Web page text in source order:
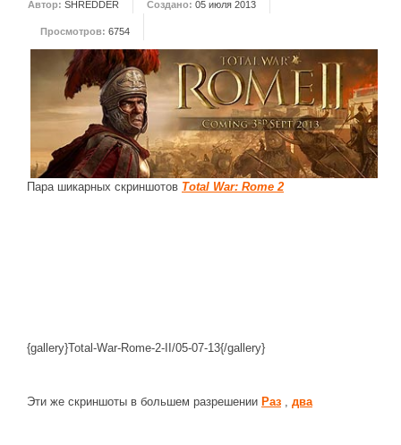
ДРУГИЕ ИГРЫ
Серия игр Mount and Blade
Вселенные Warhammer
Warhammer 40.000: Dawn of War
Серия игр «История войн»
Серия игр «King Arthur»
Загадки и тайны истории
Новое время
Автор: SHREDDER Создано: 05 июля 2013
Просмотров: 6754
Пара шикарных скриншотов Total War: Rome 2
{gallery}Total-War-Rome-2-II/05-07-13{/gallery}
Эти же скриншоты в большем разрешении Раз два